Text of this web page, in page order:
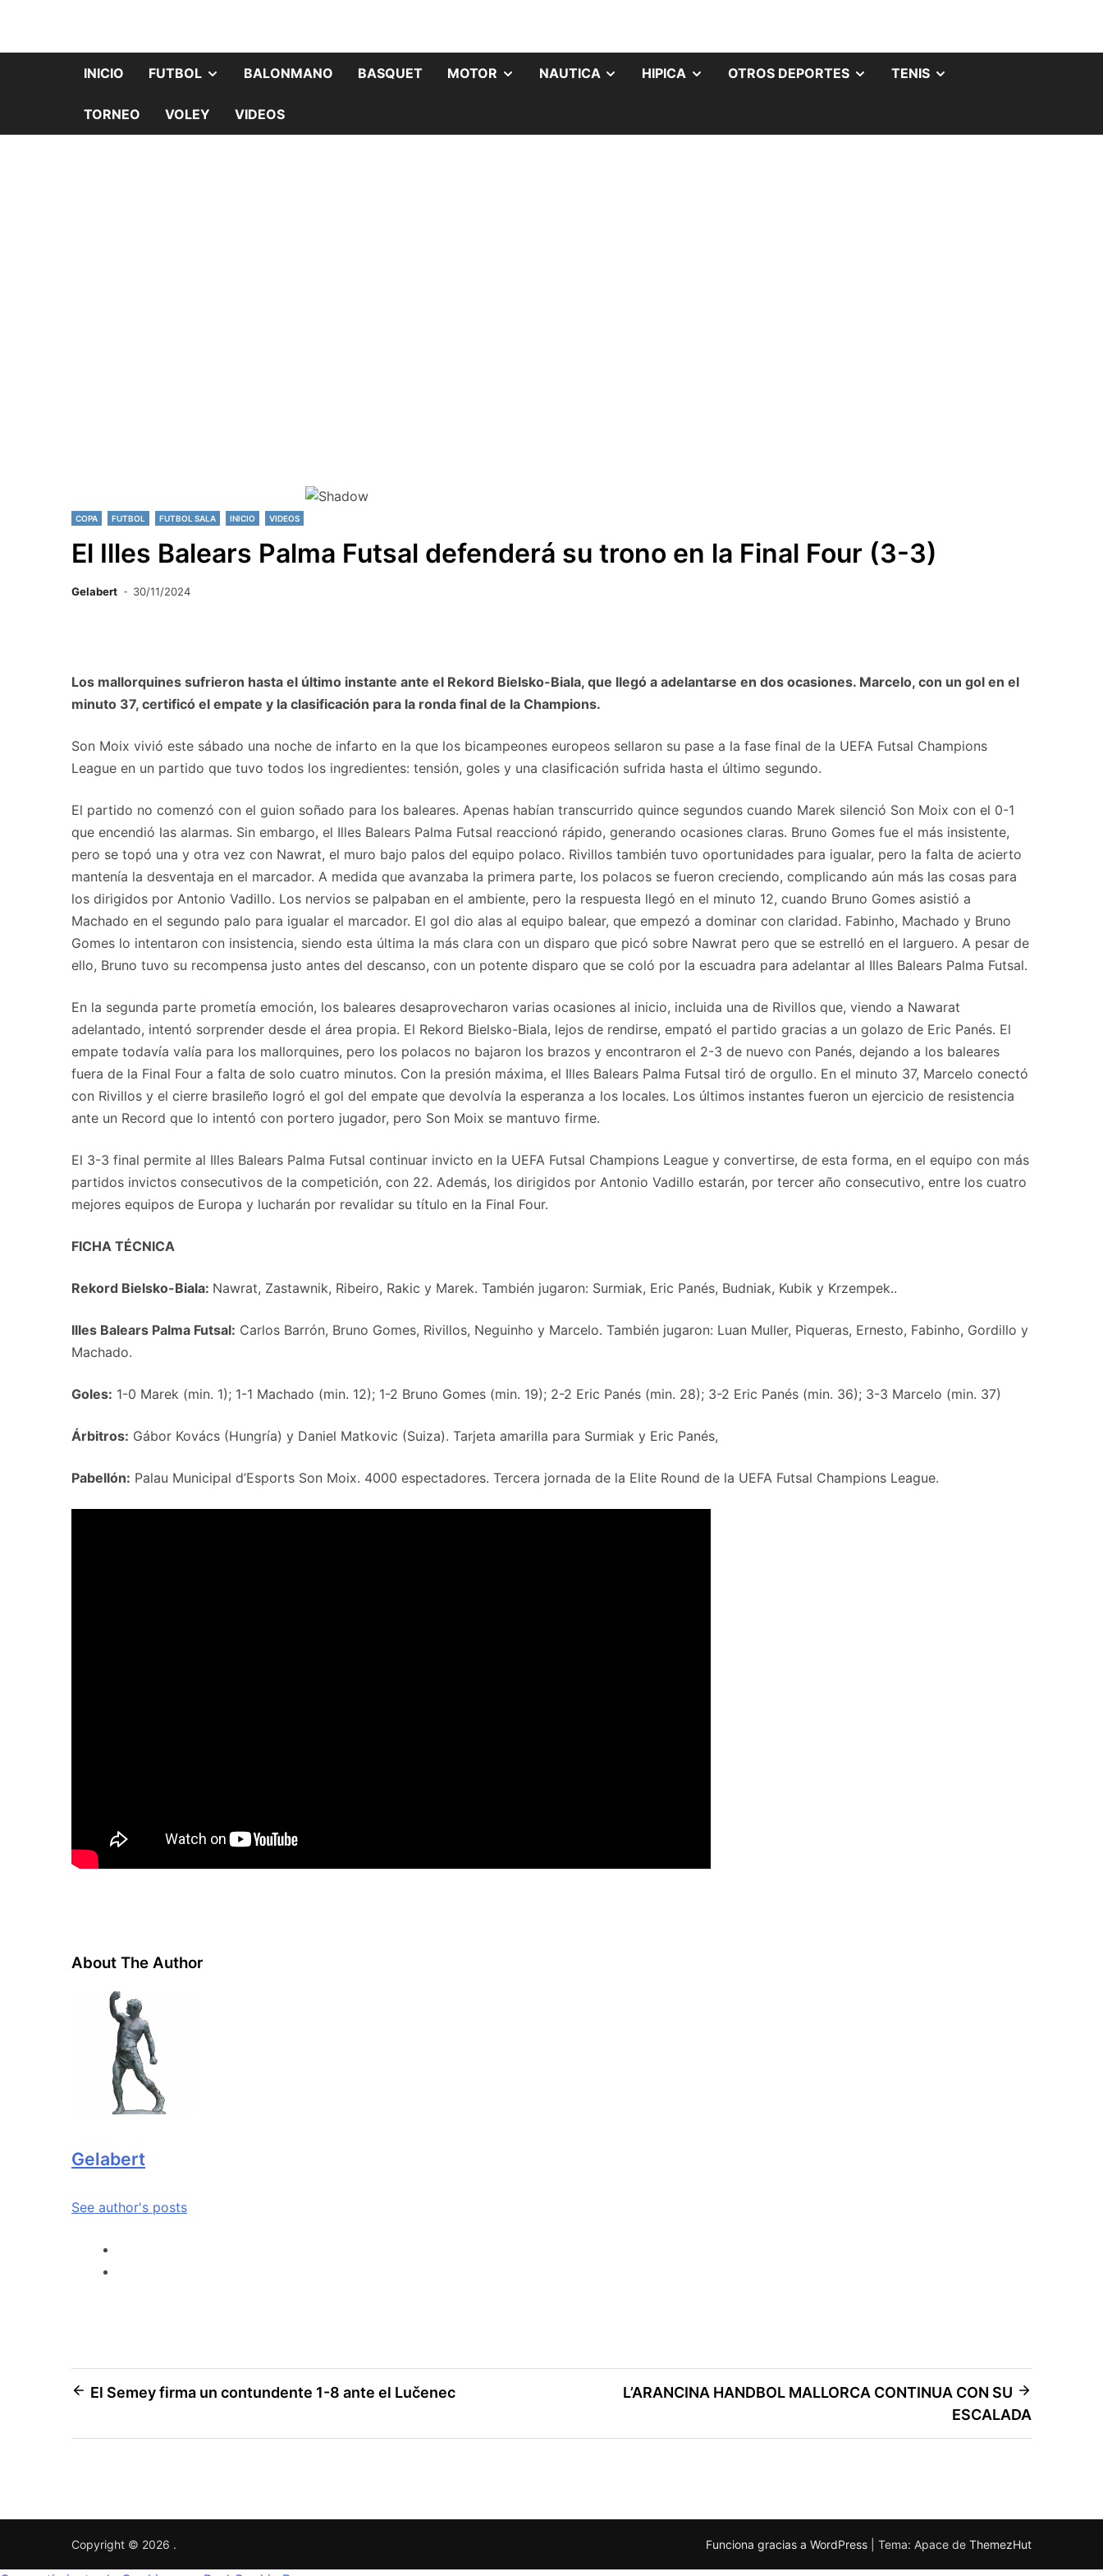
INICIO FUTBOL BALONMANO BASQUET MOTOR NAUTICA HIPICA OTROS DEPORTES TENIS
TORNEO VOLEY VIDEOS
COPA FUTBOL FUTBOL SALA INICIO VIDEOS
El Illes Balears Palma Futsal defenderá su trono en la Final Four (3-3)
Gelabert 30/11/2024
Los mallorquines sufrieron hasta el último instante ante el Rekord Bielsko-Biala, que llegó a adelantarse en dos ocasiones. Marcelo, con un gol en el
minuto 37, certificó el empate y la clasificación para la ronda final de la Champions.
Son Moix vivió este sábado una noche de infarto en la que los bicampeones europeos sellaron su pase a la fase final de la UEFA Futsal Champions
League en un partido que tuvo todos los ingredientes: tensión, goles y una clasificación sufrida hasta el último segundo.
El partido no comenzó con el guion soñado para los baleares. Apenas habían transcurrido quince segundos cuando Marek silenció Son Moix con el 0-1
que encendió las alarmas. Sin embargo, el Illes Balears Palma Futsal reaccionó rápido, generando ocasiones claras. Bruno Gomes fue el más insistente,
pero se topó una y otra vez con Nawrat, el muro bajo palos del equipo polaco. Rivillos también tuvo oportunidades para igualar, pero la falta de acierto
mantenía la desventaja en el marcador. A medida que avanzaba la primera parte, los polacos se fueron creciendo, complicando aún más las cosas para
los dirigidos por Antonio Vadillo. Los nervios se palpaban en el ambiente, pero la respuesta llegó en el minuto 12, cuando Bruno Gomes asistió a
Machado en el segundo palo para igualar el marcador. El gol dio alas al equipo balear, que empezó a dominar con claridad. Fabinho, Machado y Bruno
Gomes lo intentaron con insistencia, siendo esta última la más clara con un disparo que picó sobre Nawrat pero que se estrelló en el larguero. A pesar de
ello, Bruno tuvo su recompensa justo antes del descanso, con un potente disparo que se coló por la escuadra para adelantar al Illes Balears Palma Futsal.
En la segunda parte prometía emoción, los baleares desaprovecharon varias ocasiones al inicio, incluida una de Rivillos que, viendo a Nawarat
adelantado, intentó sorprender desde el área propia. El Rekord Bielsko-Biala, lejos de rendirse, empató el partido gracias a un golazo de Eric Panés. El
empate todavía valía para los mallorquines, pero los polacos no bajaron los brazos y encontraron el 2-3 de nuevo con Panés, dejando a los baleares
fuera de la Final Four a falta de solo cuatro minutos. Con la presión máxima, el Illes Balears Palma Futsal tiró de orgullo. En el minuto 37, Marcelo conectó
con Rivillos y el cierre brasileño logró el gol del empate que devolvía la esperanza a los locales. Los últimos instantes fueron un ejercicio de resistencia
ante un Record que lo intentó con portero jugador, pero Son Moix se mantuvo firme.
El 3-3 final permite al Illes Balears Palma Futsal continuar invicto en la UEFA Futsal Champions League y convertirse, de esta forma, en el equipo con más
partidos invictos consecutivos de la competición, con 22. Además, los dirigidos por Antonio Vadillo estarán, por tercer año consecutivo, entre los cuatro
mejores equipos de Europa y lucharán por revalidar su título en la Final Four.
FICHA TÉCNICA
Rekord Bielsko-Biala: Nawrat, Zastawnik, Ribeiro, Rakic y Marek. También jugaron: Surmiak, Eric Panés, Budniak, Kubik y Krzempek..
Illes Balears Palma Futsal: Carlos Barrón, Bruno Gomes, Rivillos, Neguinho y Marcelo. También jugaron: Luan Muller, Piqueras, Ernesto, Fabinho, Gordillo y
Machado.
Goles: 1-0 Marek (min. 1); 1-1 Machado (min. 12); 1-2 Bruno Gomes (min. 19); 2-2 Eric Panés (min. 28); 3-2 Eric Panés (min. 36); 3-3 Marcelo (min. 37)
Árbitros: Gábor Kovács (Hungría) y Daniel Matkovic (Suiza). Tarjeta amarilla para Surmiak y Eric Panés,
Pabellón: Palau Municipal d’Esports Son Moix. 4000 espectadores. Tercera jornada de la Elite Round de la UEFA Futsal Champions League.
About The Author
Gelabert
See author's posts
El Semey firma un contundente 1-8 ante el Lučenec
L’ARANCINA HANDBOL MALLORCA CONTINUA CON SU
ESCALADA
Copyright © 2026 . Funciona gracias a WordPress Tema: Apace de ThemezHut